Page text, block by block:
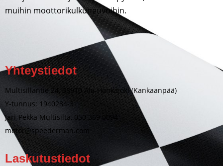
muihin moottorikulkuneuvoihin.
Yhteystiedot
Multisillantie 24, 38910 Ala-Honkajoki (Kankaanpää)
Y-tunnus: 1940284-3
Jari-Pekka Multisilta, 050 369 0094
motor@speederman.com
Laskutustiedot